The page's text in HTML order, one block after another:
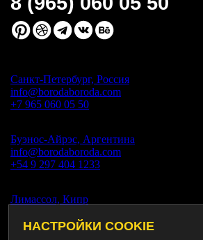
Санкт-Петербург, Россия
info@borodaboroda.com
+7 965 060 05 50
Буэнос-Айрэс, Аргентина
info@borodaboroda.com
+54 9 297 404 1233
Лимассол, Кипр
+357 95 608 333
НАСТРОЙКИ COOKIE